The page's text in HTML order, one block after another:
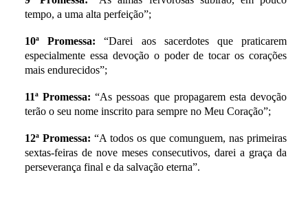
tempo, a uma alta perfeição”;
10ª Promessa: “Darei aos sacerdotes que praticarem
especialmente essa devoção o poder de tocar os corações
mais endurecidos”;
11ª Promessa: “As pessoas que propagarem esta devoção
terão o seu nome inscrito para sempre no Meu Coração”;
12ª Promessa: “A todos os que comunguem, nas primeiras
sextas-feiras de nove meses consecutivos, darei a graça da
perseverança final e da salvação eterna”.